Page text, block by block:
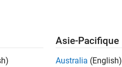
Asie-Pacifique
Australia (English)